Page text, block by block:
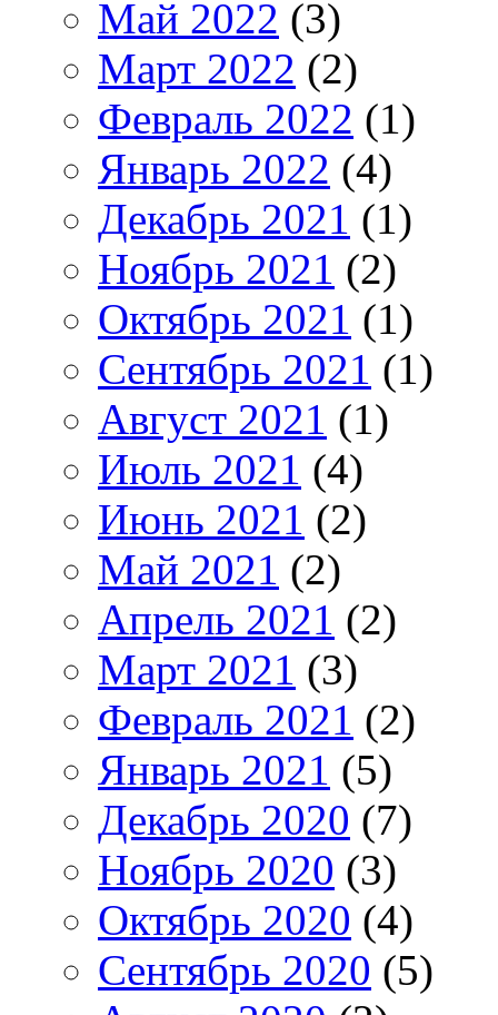
Май 2022 (3)
Март 2022 (2)
Февраль 2022 (1)
Январь 2022 (4)
Декабрь 2021 (1)
Ноябрь 2021 (2)
Октябрь 2021 (1)
Сентябрь 2021 (1)
Август 2021 (1)
Июль 2021 (4)
Июнь 2021 (2)
Май 2021 (2)
Апрель 2021 (2)
Март 2021 (3)
Февраль 2021 (2)
Январь 2021 (5)
Декабрь 2020 (7)
Ноябрь 2020 (3)
Октябрь 2020 (4)
Сентябрь 2020 (5)